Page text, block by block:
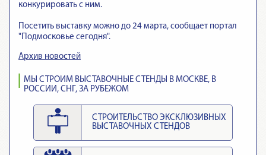
конкурировать с ним.
Посетить выставку можно до 24 марта, сообщает портал
"Подмосковье сегодня".
Архив новостей
МЫ СТРОИМ ВЫСТАВОЧНЫЕ СТЕНДЫ В МОСКВЕ, В
РОССИИ, СНГ, ЗА РУБЕЖОМ
СТРОИТЕЛЬСТВО ЭКСКЛЮЗИВНЫХ
ВЫСТАВОЧНЫХ СТЕНДОВ